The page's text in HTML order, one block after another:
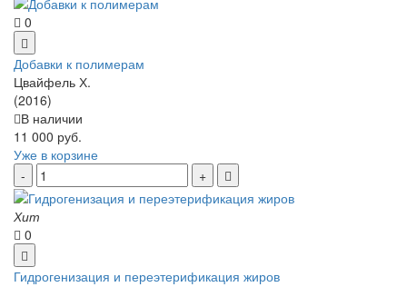
0
Добавки к полимерам
Цвайфель Х.
(2016)
В наличии
11 000 руб.
Уже в корзине
Хит
0
Гидрогенизация и переэтерификация жиров